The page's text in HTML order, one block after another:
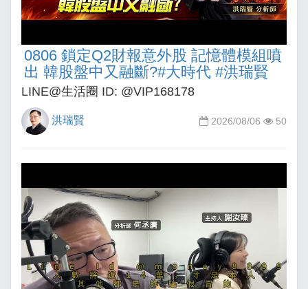
0806 鎖定Q2財報意外股 記憶體模組噴
出 韓股盤中又融斷?#大時代 #洪瑞賢
LINE@生活圈 ID: @VIP168178
洪瑞賢 2026/08/06 50